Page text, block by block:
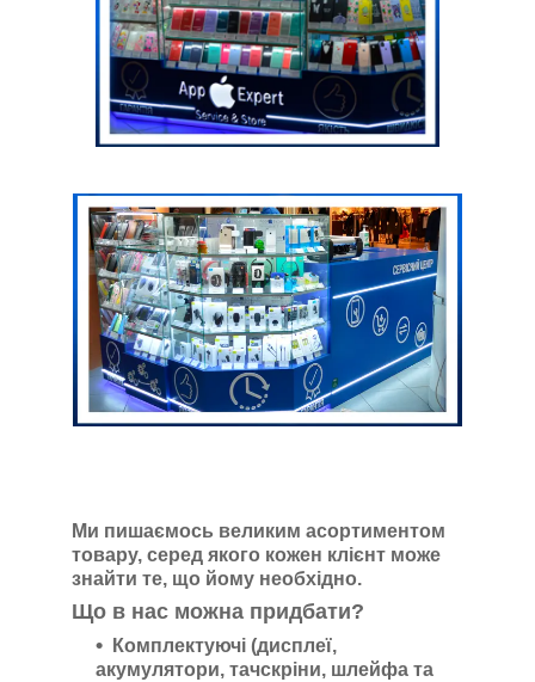
Ми пишаємось великим асортиментом
товару, серед якого кожен клієнт може
знайти те, що йому необхідно.
Що в нас можна придбати?
Комплектуючі (дисплеї,
акумулятори, тачскріни, шлейфа та